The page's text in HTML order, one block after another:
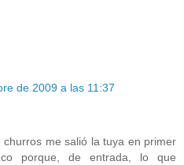
de 2009 a las 11:37
me salió la tuya en primer
porque, de entrada, lo que